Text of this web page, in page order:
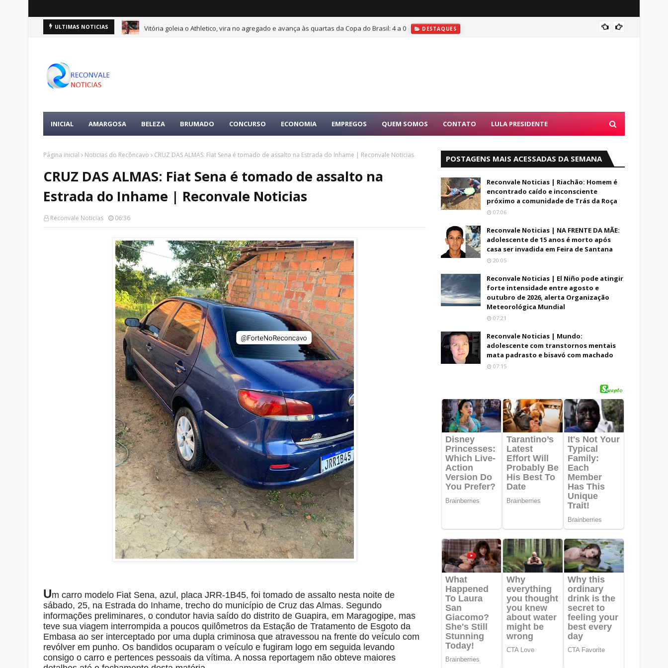
ULTIMAS NOTICIAS Vitória goleia o Athletico, vira no agregado e avança às quartas da Copa do Brasil: 4 a 0 DESTAQUES
INICIAL AMARGOSA BELEZA BRUMADO CONCURSO ECONOMIA EMPREGOS QUEM SOMOS CONTATO LULA PRESIDENTE
Página inicial Noticias do Recôncavo CRUZ DAS ALMAS: Fiat Sena é tomado de assalto na Estrada do Inhame | Reconvale Noticias
CRUZ DAS ALMAS: Fiat Sena é tomado de assalto na
Estrada do Inhame | Reconvale Noticias
Reconvale Noticias 06:36
Um carro modelo Fiat Sena, azul, placa JRR-1B45, foi tomado de assalto nesta noite de
sábado, 25, na Estrada do Inhame, trecho do município de Cruz das Almas. Segundo
informações preliminares, o condutor havia saído do distrito de Guapira, em Maragogipe, mas
teve sua viagem interrompida a poucos quilômetros da Estação de Tratamento de Esgoto da
Embasa ao ser interceptado por uma dupla criminosa que atravessou na frente do veículo com
revólver em punho. Os bandidos ocuparam o veículo e fugiram logo em seguida levando
consigo o carro e pertences pessoais da vítima. A nossa reportagem não obteve maiores
POSTAGENS MAIS ACESSADAS DA SEMANA
Reconvale Noticias | Riachão: Homem é
encontrado caído e inconsciente
próximo a comunidade de Trás da Roça
07:06
Reconvale Noticias | NA FRENTE DA MÃE:
adolescente de 15 anos é morto após
casa ser invadida em Feira de Santana
20:05
Reconvale Noticias | El Niño pode atingir
forte intensidade entre agosto e
outubro de 2026, alerta Organização
Meteorológica Mundial
07:21
Reconvale Noticias | Mundo:
adolescente com transtornos mentais
mata padrasto e bisavó com machado
07:15